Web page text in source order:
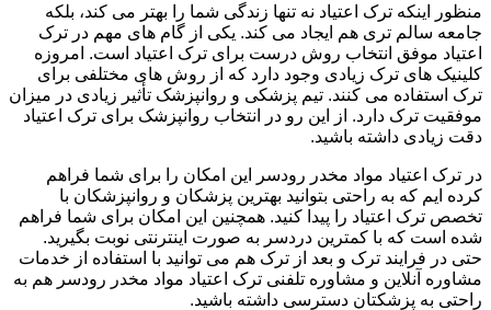
منظور اینکه ترک اعتیاد نه تنها زندگی شما را بهتر می کند، بلکه
جامعه سالم تری هم ایجاد می کند. یکی از گام های مهم در ترک
اعتیاد موفق انتخاب روش درست برای ترک اعتیاد است. امروزه
کلینیک های ترک زیادی وجود دارد که از روش های مختلفی برای
ترک استفاده می کنند. تیم پزشکی و روانپزشک تأثیر زیادی در میزان
موفقیت ترک دارد. از این رو در انتخاب روانپزشک برای ترک اعتیاد
دقت زیادی داشته باشید.
در ترک اعتیاد مواد مخدر رودسر این امکان را برای شما فراهم
کرده ایم که به راحتی بتوانید بهترین پزشکان و روانپزشکان با
تخصص ترک اعتیاد را پیدا کنید. همچنین این امکان برای شما فراهم
شده است که با کمترین دردسر به صورت اینترنتی نوبت بگیرید.
حتی در فرایند ترک و بعد از ترک هم می توانید با استفاده از خدمات
مشاوره آنلاین و مشاوره تلفنی ترک اعتیاد مواد مخدر رودسر هم به
راحتی به پزشکتان دسترسی داشته باشید.